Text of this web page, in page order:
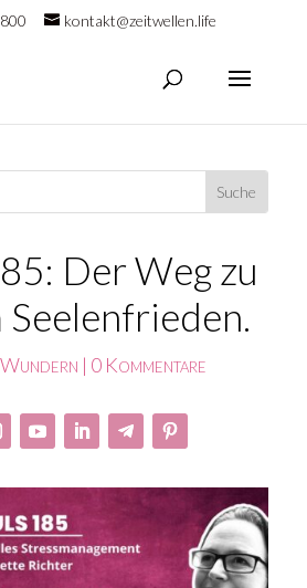
kontakt@zeitwellen.life
Der Weg zu
| 0 Kommentare